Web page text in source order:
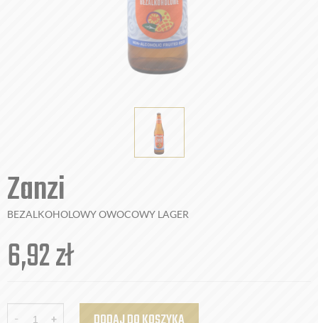
Zanzi
BEZALKOHOLOWY OWOCOWY LAGER
6,92zł